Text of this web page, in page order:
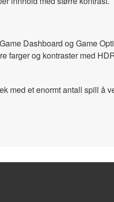
Dashboard og Game
og kontraster med
med et enormt antall spill å